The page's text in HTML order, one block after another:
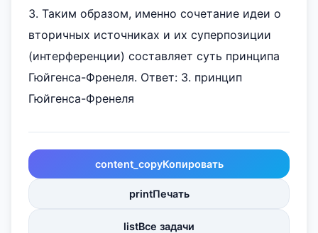
3. Таким образом, именно сочетание идеи о
вторичных источниках и их суперпозиции
(интерференции) составляет суть принципа
Гюйгенса-Френеля. Ответ: 3. принцип
Гюйгенса-Френеля
content_copyКопировать
printПечать
listВсе задачи